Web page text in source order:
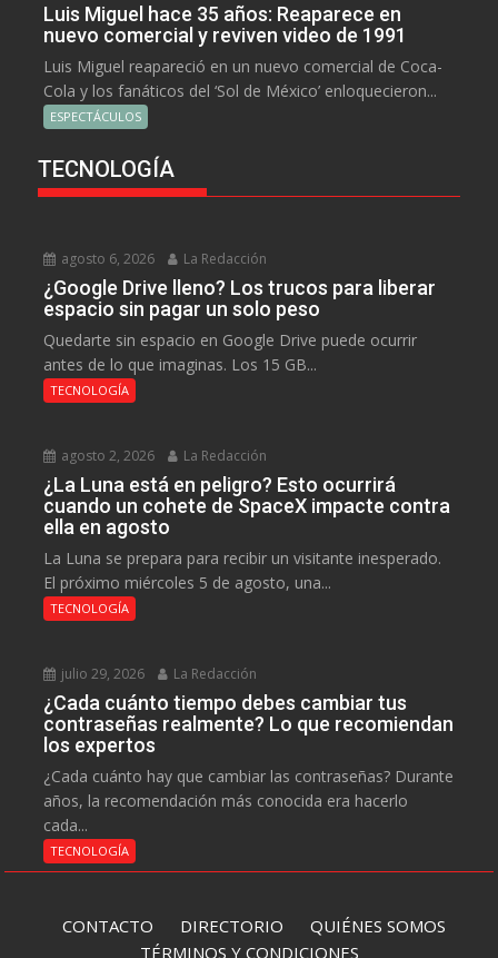
Luis Miguel hace 35 años: Reaparece en
nuevo comercial y reviven video de 1991
Luis Miguel reapareció en un nuevo comercial de Coca-
Cola y los fanáticos del ‘Sol de México’ enloquecieron...
ESPECTÁCULOS
TECNOLOGÍA
agosto 6, 2026 La Redacción
¿Google Drive lleno? Los trucos para liberar
espacio sin pagar un solo peso
Quedarte sin espacio en Google Drive puede ocurrir
antes de lo que imaginas. Los 15 GB...
TECNOLOGÍA
agosto 2, 2026 La Redacción
¿La Luna está en peligro? Esto ocurrirá
cuando un cohete de SpaceX impacte contra
ella en agosto
La Luna se prepara para recibir un visitante inesperado.
El próximo miércoles 5 de agosto, una...
TECNOLOGÍA
julio 29, 2026 La Redacción
¿Cada cuánto tiempo debes cambiar tus
contraseñas realmente? Lo que recomiendan
los expertos
¿Cada cuánto hay que cambiar las contraseñas? Durante
años, la recomendación más conocida era hacerlo
cada...
TECNOLOGÍA
CONTACTO DIRECTORIO QUIÉNES SOMOS
TÉRMINOS Y CONDICIONES